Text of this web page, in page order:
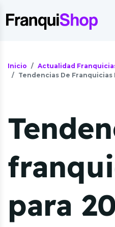
Inicio
Actualidad
Tendencias De Franquicias
para